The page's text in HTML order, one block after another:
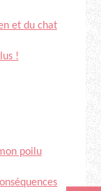
et du chat
!
poilu